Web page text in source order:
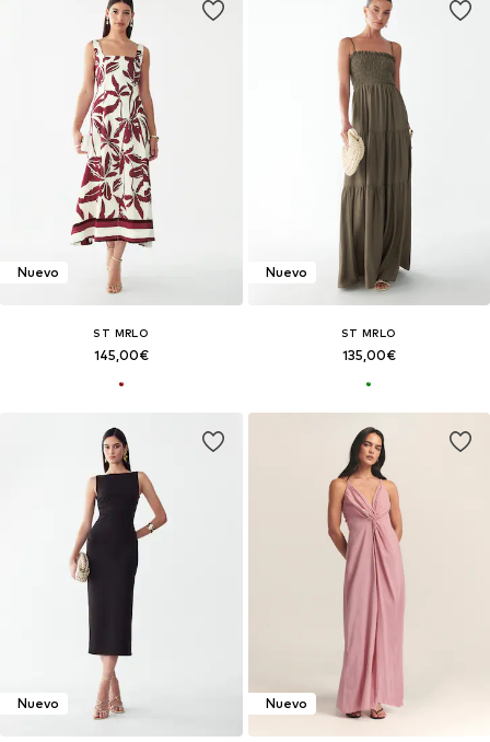
Nuevo
ST MRLO
145,00€
Nuevo
ST MRLO
135,00€
Nuevo Nuevo